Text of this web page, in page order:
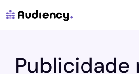
Publicidade